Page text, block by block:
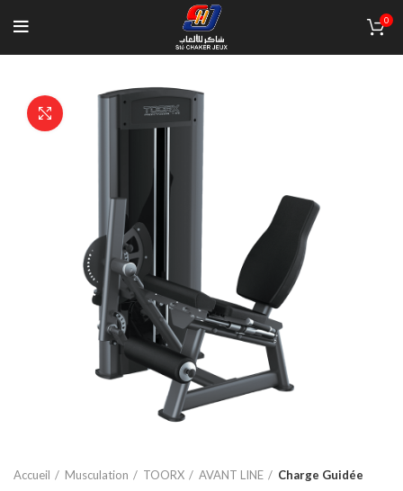
0
Click to enlarge
Accueil Musculation TOORX AVANT LINE Charge Guidée